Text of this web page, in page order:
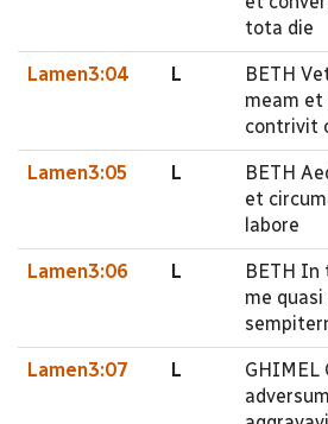
tota die
Lamen3:04 L
BETH
meam et
contrivit
Lamen3:05 L
BETH
et
labore
Lamen3:06 L
BETH In
me
Lamen3:07 L
GHIMEL